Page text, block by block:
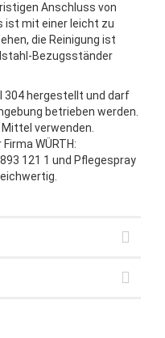
Anschluss von
ist mit einer leicht zu
die Reinigung ist
Bezugsständer
304 hergestellt und darf
betrieben werden.
verwenden.
WÜRTH:
121 1 und Pflegespray